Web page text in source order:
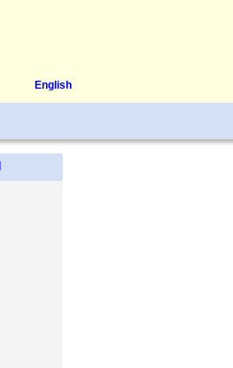
English